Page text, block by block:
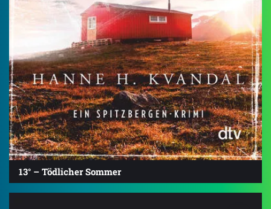
13° – Tödlicher Sommer